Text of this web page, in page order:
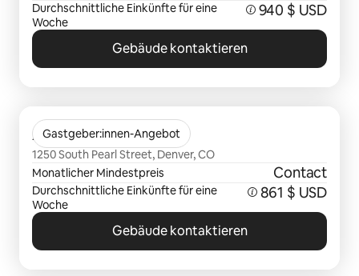
Durchschnittliche Einkünfte für eine
Woche
940 $ USD
Gebäude kontaktieren
Gastgeber:innen-Angebot
Aston on South Pearl
1250 South Pearl Street, Denver, CO
Monatlicher Mindestpreis
Contact
Durchschnittliche Einkünfte für eine
Woche
861 $ USD
Gebäude kontaktieren